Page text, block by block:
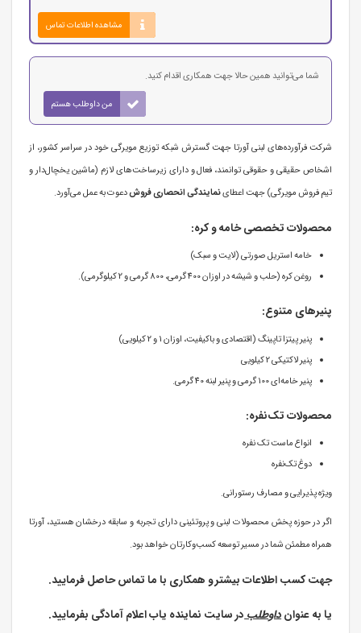
مشاهده اطلاعات تماس
شما می‌توانید همین حالا جهت همکاری اقدام کنید.
من داوطلب هستم
شرکت فرآورده‌های لبنی آورتا جهت گسترش شبکه توزیع مویرگی خود در سراسر کشور، از
اشخاص حقیقی و حقوقی توانمند، فعال و دارای زیرساخت‌های لازم (ماشین یخچال‌دار و
تیم فروش مویرگی) جهت اعطاینمایندگی انحصاری فروشدعوت به عمل می‌آورد.
محصولات تخصصی خامه و کره:
خامه استریل صورتی (لایت و سبک)
روغن کره (حلب و شیشه در اوزان 400 گرمی، 800 گرمی و 2 کیلوگرمی).
پنیرهای متنوع:
پنیر پیتزا تاپینگ (اقتصادی و باکیفیت، اوزان 1 و 2 کیلویی)
پنیر لاکتیکی 2 کیلویی
پنیر خامه‌ای 100 گرمی و پنیر لبنه 40 گرمی.
محصولات تک‌نفره:
انواع ماست تک نفره
دوغ تک‌نفره
ویژه پذیرایی و مصارف رستورانی.
اگر در حوزه پخش محصولات لبنی و پروتئینی دارای تجربه و سابقه درخشان هستید، آورتا
همراه مطمئن شما در مسیر توسعه کسب‌وکارتان خواهد بود.
جهت کسب اطلاعات بیشتر و همکاری با ما تماس حاصل فرمایید.
یا به عنوانداوطلبدر سایت نماینده یاب اعلام آمادگی بفرمایید.